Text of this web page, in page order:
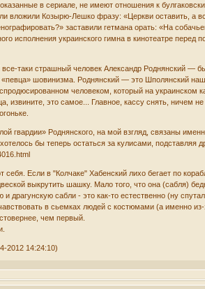
в сериале, не имеют отношения к
вложили Козырю-Лешко фразу: «Церкви оставить, а
заставили гетмана орать: «На
исполнения украинского гимна в кинотеатре
все-таки страшный человек Александр Роднянский —
«певца» шовинизма. Роднянский — это Шполянский
человеком, который на украинском
извините, это самое... Главное, кассу снять, ничем
гвардии» Роднянского, на мой взгляд, связаны
бы теперь остаться за кулисами, подставляя
себя. Если в "Колчаке" Хабенский лихо бегает по
выкрутить шашку. Мало того, что она (сабля)
и драгунскую сабли - это как-то естественно (ну
в сьемках людей с костюмами (а именно
чем первый.
2012 14:24:10)